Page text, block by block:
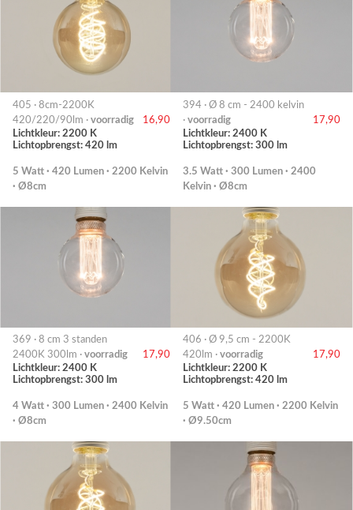
405 · 8cm-2200K
420/220/90lm · voorradig
16,90
Lichtkleur: 2200 K
Lichtopbrengst: 420 lm
5 Watt · 420 Lumen · 2200 Kelvin
· Ø8cm
394 · Ø 8 cm - 2400 kelvin
· voorradig
17,90
Lichtkleur: 2400 K
Lichtopbrengst: 300 lm
3.5 Watt · 300 Lumen · 2400
Kelvin · Ø8cm
369 · 8 cm 3 standen
2400K 300lm · voorradig
17,90
Lichtkleur: 2400 K
Lichtopbrengst: 300 lm
4 Watt · 300 Lumen · 2400 Kelvin
· Ø8cm
406 · Ø 9,5 cm - 2200K
420lm · voorradig
17,90
Lichtkleur: 2200 K
Lichtopbrengst: 420 lm
5 Watt · 420 Lumen · 2200 Kelvin
· Ø9.50cm